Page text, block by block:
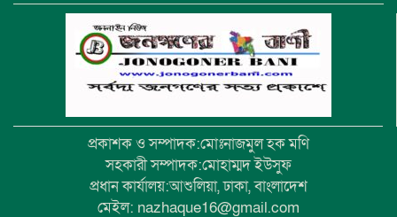
উচ্চ বিদ্যালয়ের ৮১তম বার্ষিক ক্রীড়া
প্রকাশক ও সম্পাদক:মোঃনাজমুল হক মণি
সহকারী সম্পাদক:মোহাম্মদ ইউসুফ
প্রধান কার্যালয়:আশুলিয়া, ঢাকা, বাংলাদেশ
মেইল: nazhaque16@gmail.com